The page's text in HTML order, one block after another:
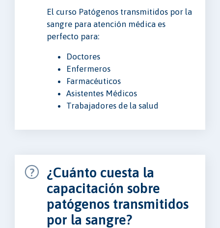
El curso Patógenos transmitidos por la
sangre para atención médica es
perfecto para:
Doctores
Enfermeros
Farmacéuticos
Asistentes Médicos
Trabajadores de la salud
¿Cuánto cuesta la
capacitación sobre
patógenos transmitidos
por la sangre?